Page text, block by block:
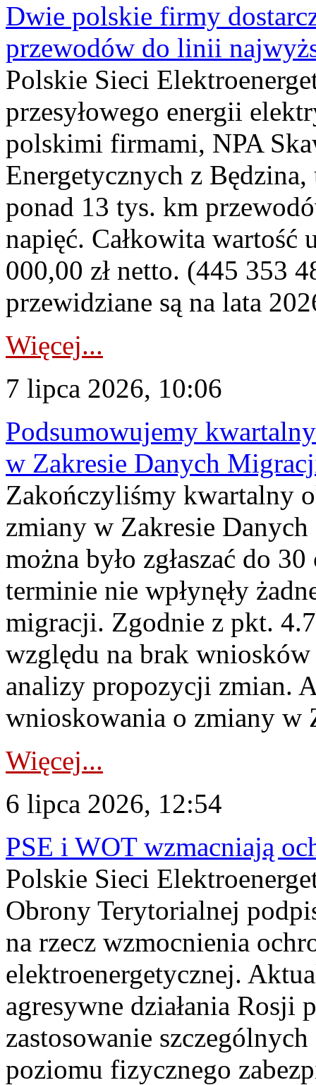
Dwie polskie firmy
przewodów do linii
Polskie Sieci
przesyłowego energii
polskimi firmami, NPA
Energetycznych z
ponad 13 tys. km
napięć. Całkowita
000,00 zł netto. (445 353
przewidziane są na lata
Więcej...
7 lipca 2026, 10:06
Podsumowujemy
w Zakresie Danych
Zakończyliśmy kwartalny
zmiany w Zakresie
można było zgłaszać do
terminie nie wpłynęły
migracji. Zgodnie z pkt.
względu na brak
analizy propozycji zmian.
wnioskowania o zmiany w
Więcej...
6 lipca 2026, 12:54
PSE i WOT wzmacniają
Polskie Sieci
Obrony Terytorialnej
na rzecz wzmocnienia
elektroenergetycznej.
agresywne działania Rosji
zastosowanie
poziomu fizycznego